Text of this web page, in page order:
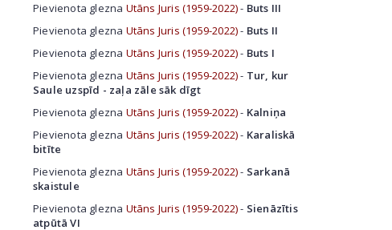
Pievienota glezna Utāns Juris (1959-2022)- Buts III
Pievienota glezna Utāns Juris (1959-2022)- Buts II
Pievienota glezna Utāns Juris (1959-2022)- Buts I
Pievienota glezna Utāns Juris (1959-2022)- Tur, kur
Saule uzspīd - zaļa zāle sāk dīgt
Pievienota glezna Utāns Juris (1959-2022)- Kalniņa
Pievienota glezna Utāns Juris (1959-2022)- Karaliskā
bitīte
Pievienota glezna Utāns Juris (1959-2022)- Sarkanā
skaistule
Pievienota glezna Utāns Juris (1959-2022)- Sienāzītis
atpūtā VI